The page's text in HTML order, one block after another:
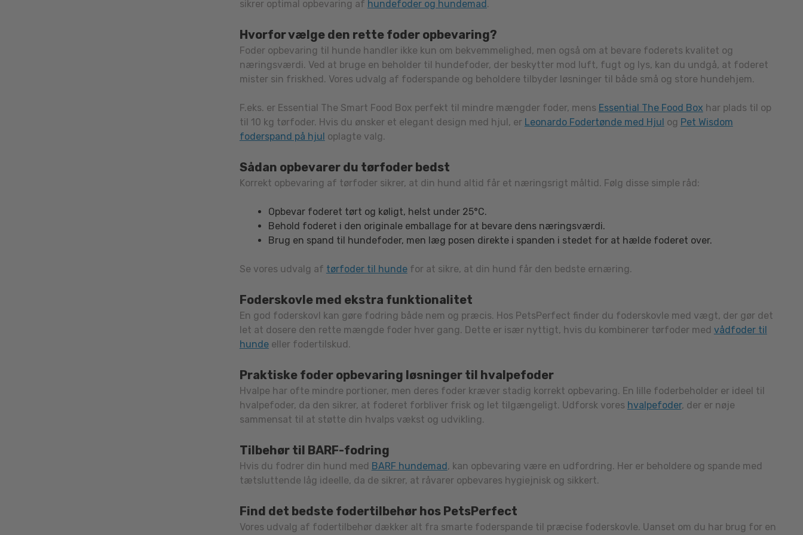
kan
på
varesiden
sikrer optimal opbevaring af hundefoder og hundemad.
Hvorfor vælge den rette foder opbevaring?
Foder opbevaring til hunde handler ikke kun om bekvemmelighed, men også om at bevare foderets kvalitet og
næringsværdi. Ved at bruge en beholder til hundefoder, der beskytter mod luft, fugt og lys, kan du undgå, at foderet
mister sin friskhed. Vores udvalg af foderspande og beholdere tilbyder løsninger til både små og store hundehjem.
F.eks. er Essential The Smart Food Box perfekt til mindre mængder foder, mens Essential The Food Box har plads til op
til 10 kg tørfoder. Hvis du ønsker et elegant design med hjul, er Leonardo Fodertønde med Hjul og Pet Wisdom
foderspand på hjul oplagte valg.
Sådan opbevarer du tørfoder bedst
Korrekt opbevaring af tørfoder sikrer, at din hund altid får et næringsrigt måltid. Følg disse simple råd:
Opbevar foderet tørt og køligt, helst under 25°C.
Behold foderet i den originale emballage for at bevare dens næringsværdi.
Brug en spand til hundefoder, men læg posen direkte i spanden i stedet for at hælde foderet over.
Se vores udvalg af tørfoder til hundefor at sikre, at din hund får den bedste ernæring.
Foderskovle med ekstra funktionalitet
En god foderskovl kan gøre fodring både nem og præcis. Hos PetsPerfect finder du foderskovle med vægt, der gør det
let at dosere den rette mængde foder hver gang. Dette er især nyttigt, hvis du kombinerer tørfoder med vådfoder til
hundeeller fodertilskud.
Praktiske foder opbevaring løsninger til hvalpefoder
Hvalpe har ofte mindre portioner, men deres foder kræver stadig korrekt opbevaring. En lille foderbeholder er ideel til
hvalpefoder, da den sikrer, at foderet forbliver frisk og let tilgængeligt. Udforsk vores hvalpefoder, der er nøje
sammensat til at støtte din hvalps vækst og udvikling.
Tilbehør til BARF-fodring
Hvis du fodrer din hund med BARF hundemad, kan opbevaring være en udfordring. Her er beholdere og spande med
tætsluttende låg ideelle, da de sikrer, at råvarer opbevares hygiejnisk og sikkert.
Find det bedste fodertilbehør hos PetsPerfect
Vores udvalg af fodertilbehør dækker alt fra smarte foderspande til præcise foderskovle. Uanset om du har brug for en